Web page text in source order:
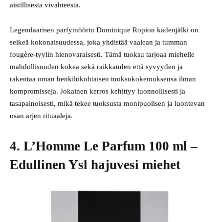
aistillisesta vivahteesta.
Legendaarisen parfymöörin Dominique Ropion kädenjälki on
selkeä kokonaisuudessa, joka yhdistää vaalean ja tumman
fougère-tyylin hienovaraisesti. Tämä tuoksu tarjoaa miehelle
mahdollisuuden kokea sekä raikkauden että syvyyden ja
rakentaa oman henkilökohtaisen tuoksukokemuksensa ilman
kompromisseja. Jokainen kerros kehittyy luonnollisesti ja
tasapainoisesti, mikä tekee tuoksusta monipuolisen ja luontevan
osan arjen rituaaleja.
4. L’Homme Le Parfum 100 ml –
Edullinen Ysl hajuvesi miehet